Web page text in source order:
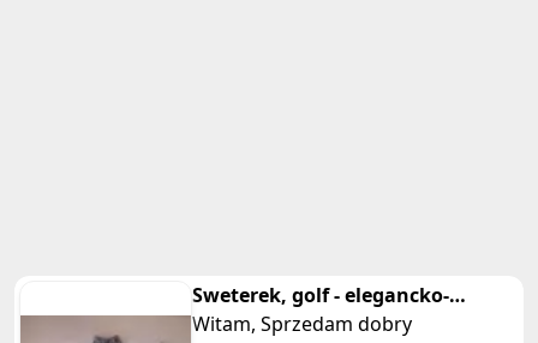
Sweterek, golf - elegancko-
sportowy, rozm. M
Witam, Sprzedam dobry